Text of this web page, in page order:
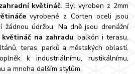
zahradní květináč. Byl vyroben z 2mm
vyrobené z Corten oceli jsou
žádnou údržbu. Na dně jsou drenážní
květináč na zahradu, balkón i terasu.
teras, parků a městských oblastí.
k industriálnímu, rustikálnímu,
a mnoha dalším stylům.